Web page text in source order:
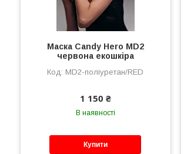
Маска Candy Hero МD2
червона екошкіра
MD2-поліуретан/RED
1 150 ₴
В наявності
Купити